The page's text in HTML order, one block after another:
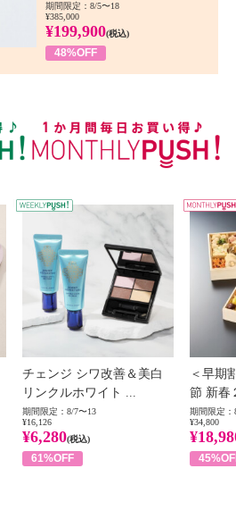
期間限定：8/5〜18
¥385,000
¥199,900(税込)
48%OFF
WEEKLY PUSH
チェンジ シワ改善＆美白
リンクルホワイト ...
期間限定：8/7〜13
¥16,126
¥6,280(税込)
61%OFF
＜早期
節 新春
期間限定：
¥34,800